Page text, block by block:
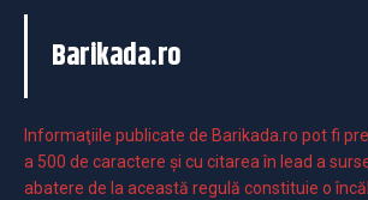
Barikada.ro
Informaţiile publicate de Barikada.ro pot fi
a 500 de caractere şi cu citarea în lead a
abatere de la această regulă constituie o